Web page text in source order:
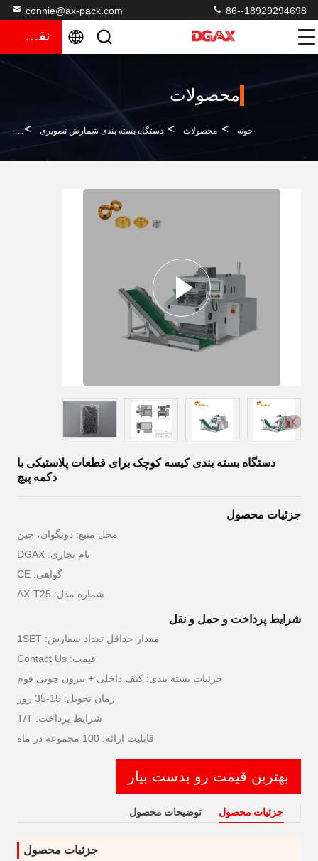
connie@ax-pack.com 86--18929294698
نقل قول
محصولات
خونه > محصولات > دستگاه بسته بندی شمارش تصویری >
دستگاه بسته بندی کیسه کوچک برای قطعات پلاستیکی با
دکمه پیچ
جزئیات محصول
محل منبع: دونگوان، چین
نام تجاری: DGAX
گواهی: CE
شماره مدل: AX-T25
شرایط پرداخت و حمل و نقل
مقدار حداقل تعداد سفارش: 1SET
قیمت: Contact Us
جزئیات بسته بندی: کیف داخلی + بیرون چوبی فوم
زمان تحویل: 15-35 روز
شرایط پرداخت: T/T
قابلیت ارائه: 100 مجموعه در ماه
بهترین قیمت رو بدست بیار
جزئیات محصول توضیحات محصول
جزئیات محصول